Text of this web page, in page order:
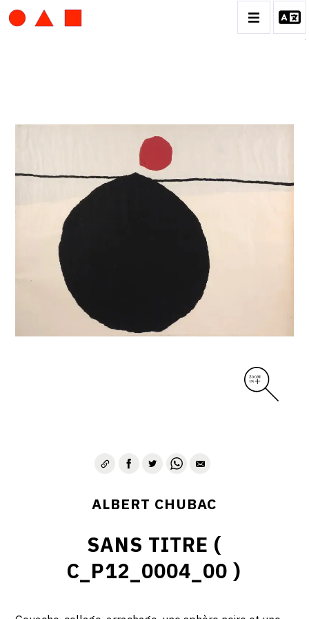
ALBERT CHUBAC
BIOGRAPHIE
CATALOGUE DES OEUVRES
CONTACT
ALBERT CHUBAC
SANS TITRE (
C_P12_0004_00 )